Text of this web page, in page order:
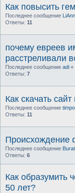
Как повысить
Последнее сообщение
Ответы: 11
почему евреев
расстреливали
Последнее сообщение adi «
Ответы: 7
Как скачать
Последнее сообщение
Ответы: 11
Происхождение
Последнее сообщение
Ответы: 6
Как образумить
50 лет?